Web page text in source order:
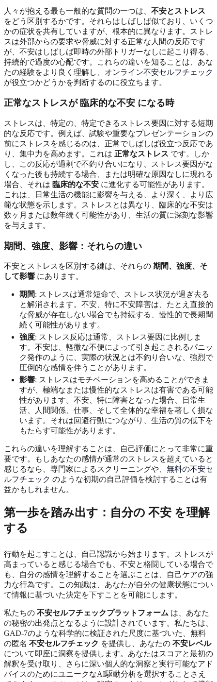
人々が抱える最も一般的な質問の一つは、 不安とストレス
をどう区別するかです。それらはしばしば似ており、いくつ
かの症状を共有していますが、根本的に異なります。ストレ
スは外部からの要求や脅威に対する正常な人間の反応です
が、不安はしばしば即時の外部トリガーなしに起こり得る、
持続的で過度の心配です。これらの違いを知ることは、あな
たの経験をより良く理解し、 オンライン不安セルフチェック
が役立つかどうかを判断するのに役立ちます。
正常なストレスが 臨床的な不安 になる時
ストレスは、特定の、特定できるストレス要因に対する短期
的な反応です。例えば、試験や重要なプレゼンテーションの
前にストレスを感じるのは、正常でしばしば役立つ反応であ
り、集中力を高めます。これは 正常なストレス です。しか
し、この反応が過剰で不釣り合いになり、ストレス要因がな
くなった後も持続する場合、または明確な原因なしに現れる
場合、それは 臨床的な不安 に進化する可能性があります。
これは、日常生活の機能に影響を与える、より深く、より広
範な状態を示します。ストレスとは異なり、臨床的な不安は
数ヶ月または数年続く可能性があり、生活の質に深刻な影響
を与えます。
期間、強度、影響 ：それらの違い
不安とストレスを区別する鍵は、それらの 期間、強度、そ
して影響 にあります。
期間: ストレスは通常短命で、ストレス状況が過ぎ去る
と解消されます。不安、特に不安障害は、たとえ直接的
な脅威が存在しない場合でも持続する、慢性的で長期間
続く可能性があります。
強度: ストレス反応は通常、ストレス要因に比例しま
す。不安は、軽微な不便によって引き起こされるパニッ
ク発作のように、実際の状況とは不釣り合いな、強烈で
圧倒的な感情を伴うことがあります。
影響: ストレスはモチベーションを高めることができま
すが、極端なまたは慢性的なストレスは有害である可能
性があります。不安、特に障害となった場合、日常生
活、人間関係、仕事、そして全体的な幸福を著しく損な
います。それは回避行動につながり、生活の質の低下を
もたらす可能性があります。
これらの違いを理解することは、自己評価にとって非常に重
要です。もしあなたの感情が通常のストレスを超えていると
感じるなら、専門家によるスクリーニングや、 無料の不安セ
ルフチェック のような初期の自己評価を検討することは有
益かもしれません。
第一歩を踏み出す：自分の 不安 を理解
する
行動を起こすことは、自己認識から始まります。ストレスが
高まっていると感じる場合でも、不安と格闘している場合で
も、自分の感情を理解することを選ぶことは、自己ケアの強
力な行為です。この知識は、あなたが自分の健康状態につい
て情報に基づいた決定を下すことを可能にします。
私たちの 不安セルフチェックプラットフォーム は、あなた
の秘密の出発点となるように設計されています。私たちは、
GAD-7のような科学的に検証された尺度に基づいた、無料
の匿名 不安セルフチェック を提供し、あなたの 不安レベル
について即座に洞察を提供します。あなたはスコアと最初の
解釈を受け取り、さらに深い個人的な洞察と実行可能なアド
バイスのためにユニークなAI駆動分析を選択することさえ